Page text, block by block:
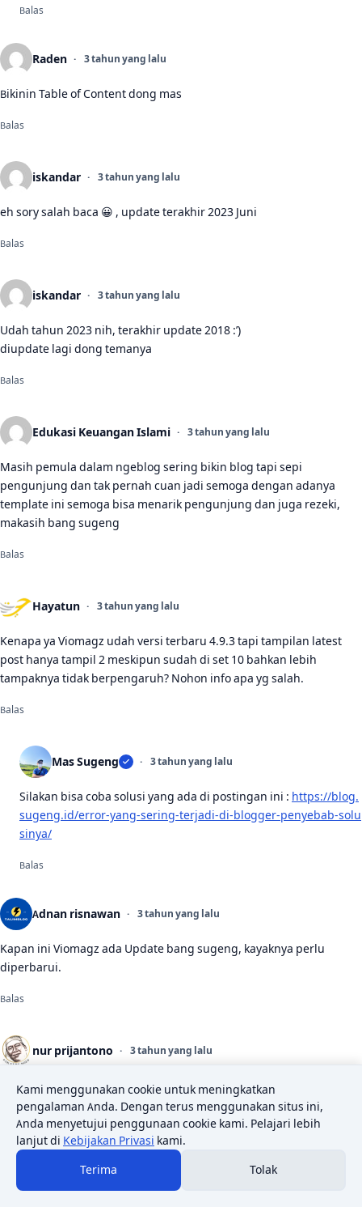
Balas
Raden 3 tahun yang lalu
Bikinin Table of Content dong mas
Balas
iskandar 3 tahun yang lalu
eh sory salah baca 😀 , update terakhir 2023 Juni
Balas
iskandar 3 tahun yang lalu
Udah tahun 2023 nih, terakhir update 2018 :’)
diupdate lagi dong temanya
Balas
Edukasi Keuangan Islami 3 tahun yang lalu
Masih pemula dalam ngeblog sering bikin blog tapi sepi
pengunjung dan tak pernah cuan jadi semoga dengan adanya
template ini semoga bisa menarik pengunjung dan juga rezeki,
makasih bang sugeng
Balas
Hayatun 3 tahun yang lalu
Kenapa ya Viomagz udah versi terbaru 4.9.3 tapi tampilan latest
post hanya tampil 2 meskipun sudah di set 10 bahkan lebih
tampaknya tidak berpengaruh? Nohon info apa yg salah.
Balas
Mas Sugeng 3 tahun yang lalu
Silakan bisa coba solusi yang ada di postingan ini : https://blog.
sugeng.id/error-yang-sering-terjadi-di-blogger-penyebab-solu
sinya/
Balas
Adnan risnawan 3 tahun yang lalu
Kapan ini Viomagz ada Update bang sugeng, kayaknya perlu
diperbarui.
Balas
nur prijantono 3 tahun yang lalu
untuk dunia pendidikan/ sekolah
Balas
3 tahun yang lalu
Kami menggunakan cookie untuk meningkatkan
pengalaman Anda. Dengan terus menggunakan situs ini,
Anda menyetujui penggunaan cookie kami. Pelajari lebih
lanjut di Kebijakan Privasi kami.
Terima
Tolak